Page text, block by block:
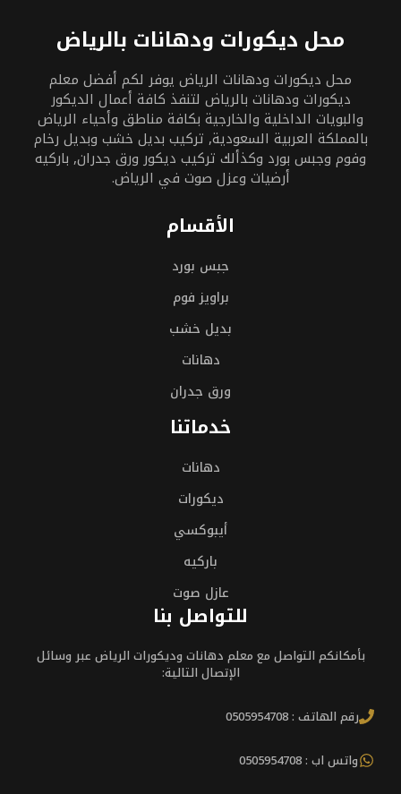
محل ديكورات ودهانات بالرياض
محل ديكورات ودهانات الرياض يوفر لكم أفضل معلم
ديكورات ودهانات بالرياض لتنفذ كافة أعمال الديكور
والبويات الداخلية والخارجية بكافة مناطق وأحياء الرياض
بالمملكة العربية السعودية, تركيب بديل خشب وبديل رخام
وفوم وجبس بورد وكذألك تركيب ديكور ورق جدران, باركيه
أرضيات وعزل صوت في الرياض.
الأقسام
جبس بورد
براويز فوم
بديل خشب
دهانات
ورق جدران
خدماتنا
دهانات
ديكورات
أيبوكسي
باركيه
عازل صوت
للتواصل بنا
بأمكانكم التواصل مع معلم دهانات وديكورات الرياض عبر وسائل
الإتصال التالية:
رقم الهاتف : 0505954708
واتس اب : 0505954708